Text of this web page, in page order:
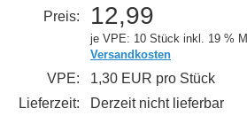
Preis: 12,99
je VPE: 10 Stück inkl. 19 %
Versandkosten
VPE:
1,30 EUR pro Stück
Lieferzeit:
Derzeit nicht lieferbar